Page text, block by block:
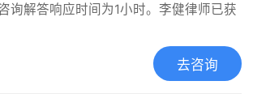
询解答响应时间为1小时。李健律师已获
去咨询